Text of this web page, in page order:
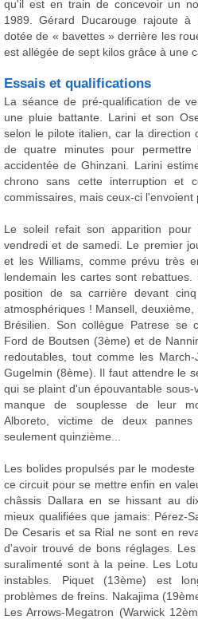
qu'il est en train de concevoir un
1989. Gérard Ducarouge rajoute
dotée de « bavettes » derrière les
est allégée de sept kilos grâce à une
Essais et qualifications
La séance de pré-qualification de
une pluie battante. Larini et son
selon le pilote italien, car la direction
de quatre minutes pour permettre
accidentée de Ghinzani. Larini
chrono sans cette interruption et
commissaires, mais ceux-ci l'envoient
Le soleil refait son apparition pour
vendredi et de samedi. Le premier
et les Williams, comme prévu très
lendemain les cartes sont
position de sa carrière devant
atmosphériques ! Mansell,
Brésilien. Son collègue Patrese se
Ford de Boutsen (3ème) et de
redoutables, tout comme les
Gugelmin (8ème). Il faut attendre le
qui se plaint d'un épouvantable
manque de souplesse de leur
Alboreto, victime de deux
seulement quinzième...
Les bolides propulsés par le
ce circuit pour se mettre enfin en
châssis Dallara en se hissant au
mieux qualifiées que jamais: Pérez-
De Cesaris et sa Rial ne sont en
d'avoir trouvé de bons réglages.
suralimenté sont à la peine. Les
instables. Piquet (13ème) est
problèmes de freins. Nakajima
Les Arrows-Megatron (Warwick